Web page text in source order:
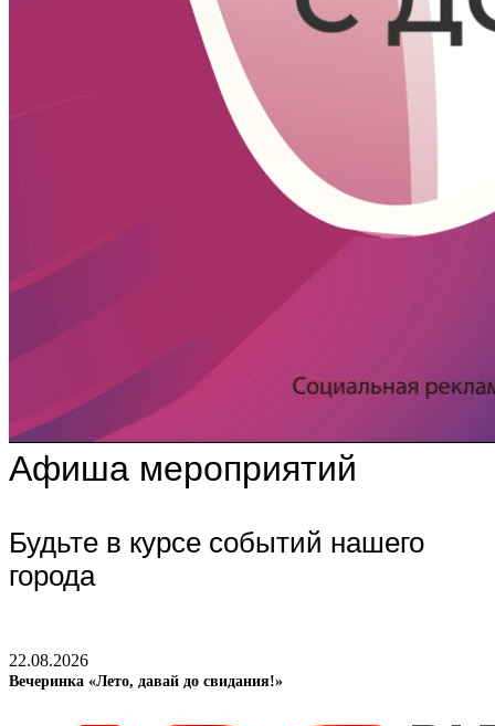
Афиша мероприятий
Будьте в курсе событий нашего
города
22.08.2026
Вечеринка «Лето, давай до свидания!»